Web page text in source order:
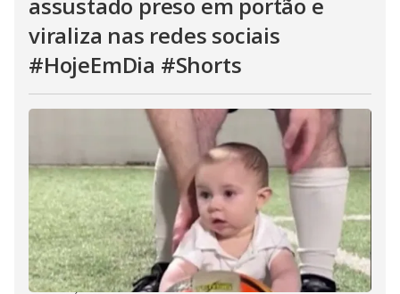
viraliza nas redes sociais
#HojeEmDia #Shorts